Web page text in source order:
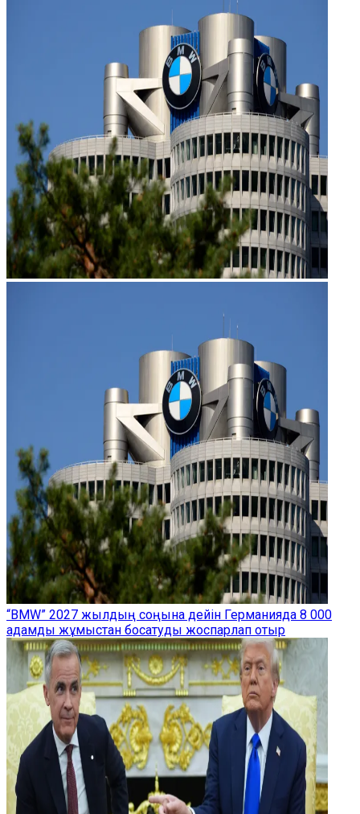
“BMW” 2027 жылдың соңына дейін Германияда 8 000
адамды жұмыстан босатуды жоспарлап отыр